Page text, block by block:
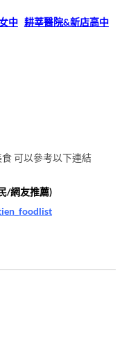
中 耕莘醫院&新店高中
可以參考以下連結
/網友推薦)